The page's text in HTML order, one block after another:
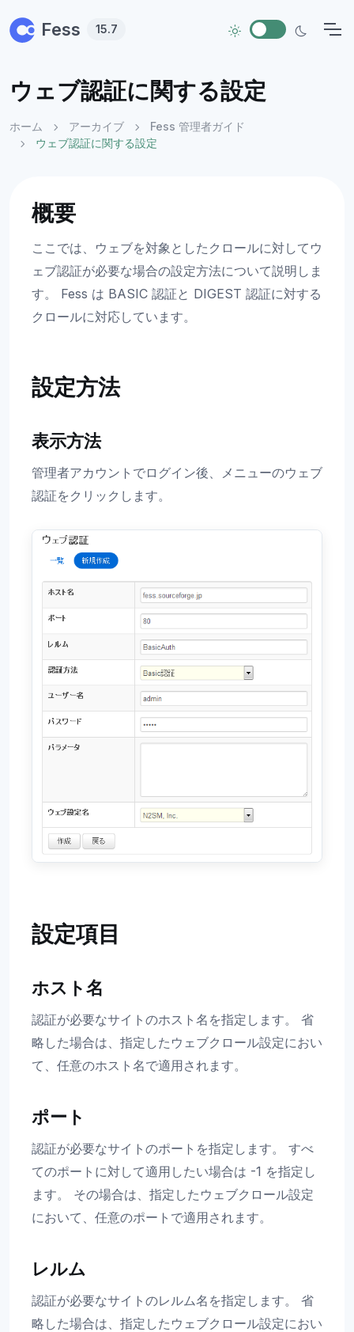
Fess 15.7
ウェブ認証に関する設定
ホーム アーカイブ
Fess 管理者ガイド
ウェブ認証に関する設定
概要
ここでは、ウェブを対象としたクロールに対してウ
ェブ認証が必要な場合の設定方法について説明しま
す。 Fess は BASIC 認証と DIGEST 認証に対する
クロールに対応しています。
設定方法
表示方法
管理者アカウントでログイン後、メニューのウェブ
認証をクリックします。
設定項目
ホスト名
認証が必要なサイトのホスト名を指定します。 省
略した場合は、指定したウェブクロール設定におい
て、任意のホスト名で適用されます。
ポート
認証が必要なサイトのポートを指定します。 すべ
てのポートに対して適用したい場合は -1 を指定し
ます。 その場合は、指定したウェブクロール設定
において、任意のポートで適用されます。
レルム
認証が必要なサイトのレルム名を指定します。 省
略した場合は、指定したウェブクロール設定におい